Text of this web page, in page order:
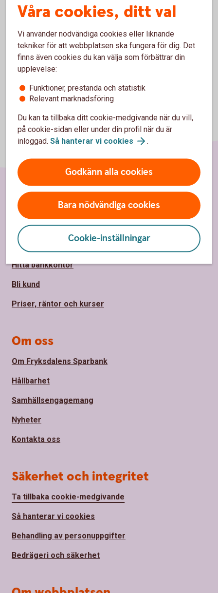
Fonder
Otillåtna placeringar
Våra cookies, ditt val
Vi använder nödvändiga cookies eller liknande
tekniker för att webbplatsen ska fungera för dig. Det
finns även cookies du kan välja som förbättrar din
upplevelse:
Funktioner, prestanda och statistik
Relevant marknadsföring
Du kan ta tillbaka ditt cookie-medgivande när du vill,
på cookie-sidan eller under din profil när du är
inloggad. Så hanterar vi cookies .
Godkänn alla cookies
Bara nödvändiga cookies
Cookie-inställningar
Sidfot
Hitta snabbt
Kundservice
Spärrhjälp
Hitta bankkontor
Bli kund
Priser, räntor och kurser
Om oss
Om Fryksdalens Sparbank
Hållbarhet
Samhällsengagemang
Nyheter
Kontakta oss
Säkerhet och integritet
Ta tillbaka cookie-medgivande
Så hanterar vi cookies
Behandling av personuppgifter
Bedrägeri och säkerhet